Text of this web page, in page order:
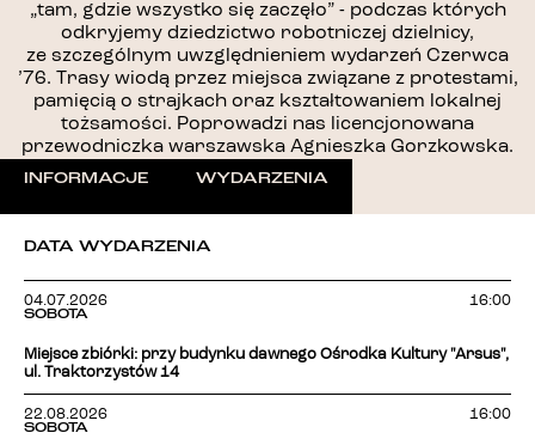
„tam, gdzie wszystko się zaczęło” - podczas których
odkryjemy dziedzictwo robotniczej dzielnicy,
ze szczególnym uwzględnieniem wydarzeń Czerwca
’76. Trasy wiodą przez miejsca związane z protestami,
pamięcią o strajkach oraz kształtowaniem lokalnej
tożsamości. Poprowadzi nas licencjonowana
przewodniczka warszawska Agnieszka Gorzkowska.
INFORMACJE
WYDARZENIA
DATA WYDARZENIA
04.07.2026
SOBOTA
16:00
Miejsce zbiórki: przy budynku dawnego Ośrodka Kultury "Arsus",
ul. Traktorzystów 14
22.08.2026
SOBOTA
16:00